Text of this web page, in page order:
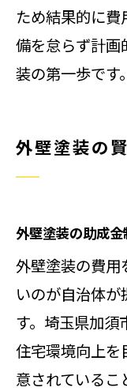
ため結果的に
備を怠らず計画
装の第一歩です。
外壁塗装の
外壁塗装の助成
外壁塗装の費用
いのが自治体
す。埼玉県加須
住宅環境向上を
意されているこ